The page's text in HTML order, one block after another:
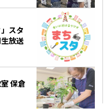
スタ
放送
保倉